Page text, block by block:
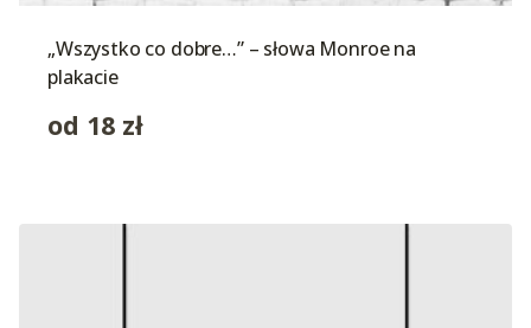
„Wszystko co dobre…” – słowa Monroe na
plakacie
od 18 zł